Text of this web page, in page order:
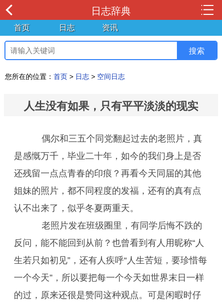
日志辞典
首页 日志 资讯
您所在的位置： 首页 > 日志 > 空间日志
人生没有如果，只有平平淡淡的现实
偶尔和三五个同党翻起过去的老照片，真
是感慨万千，毕业二十年，如今的我们身上是否
还残留一点点青春的印痕？再看今天同届的其他
姐妹的照片，都不同程度的发福，还有的真有点
认不出来了，似乎冬夏两重天。
老照片发在班级圈里，有同学后悔不跌的
反问，能不能回到从前？也曾看到有人用昵称“人
生若只如初见”，还有人疾呼“人生苦短，要珍惜每
一个今天”，所以要把每一个今天如世界末日一样
的过，原来还很是赞同这种观点。可是闲暇时仔